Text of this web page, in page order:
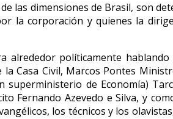
las dimensiones de Brasil, son
la corporación y quienes la
políticamente
Civil, Marcos Pontes
superministerio de Economía)
Fernando Azevedo e Silva, y
los técnicos y los